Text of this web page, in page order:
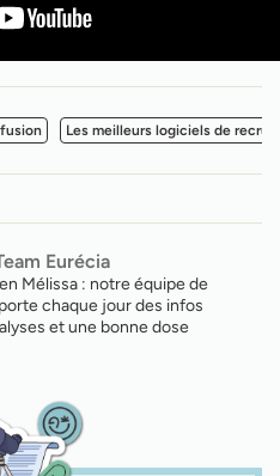
Les meilleurs logiciels de
Eurécia
Mélissa : notre équipe de
chaque jour des infos
et une bonne dose